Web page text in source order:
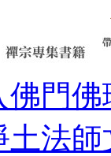
佛門佛
土法師